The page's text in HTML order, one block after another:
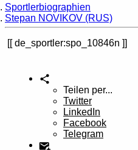
Sportlerbiographien
Stepan NOVIKOV (RUS)
de_sportler:spo_10846n
Teilen per...
Twitter
LinkedIn
Facebook
Telegram